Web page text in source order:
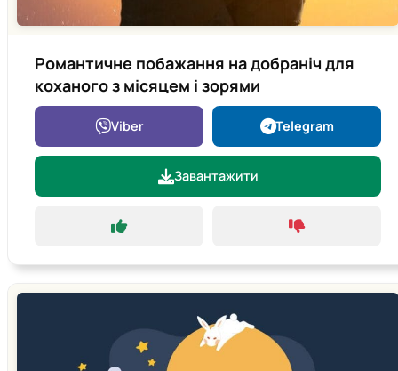
Романтичне побажання на добраніч для
коханого з місяцем і зорями
Viber Telegram
Завантажити